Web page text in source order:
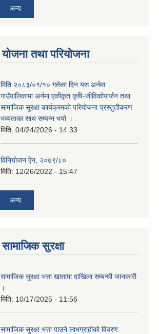
अन्य
योजना तथा परियोजना
मिति २०८३/०१/१० गतेका दिन यस अर्नमा
गाउँपालिकामा अर्नमा एकीकृत कृषि-जीविकोपार्जन तथा
सामाजिक सुरक्षा कार्यक्रमको परियोजना प्रस्तुतीकरण
भव्यताका साथ सम्पन्न भयो ।
मिति: 04/24/2026 - 14:33
विनियाेजन ऐन, २०७९/८०
मिति: 12/26/2022 - 15:47
अन्य
सामाजिक सुरक्षा
सामाजिक सुरक्षा भत्ता खातामा दाखिला सम्बन्धी जानकारी
।
मिति: 10/17/2025 - 11:56
सामाजिक सुरक्षा भत्ता पाउने लाभग्राहीको विवरण